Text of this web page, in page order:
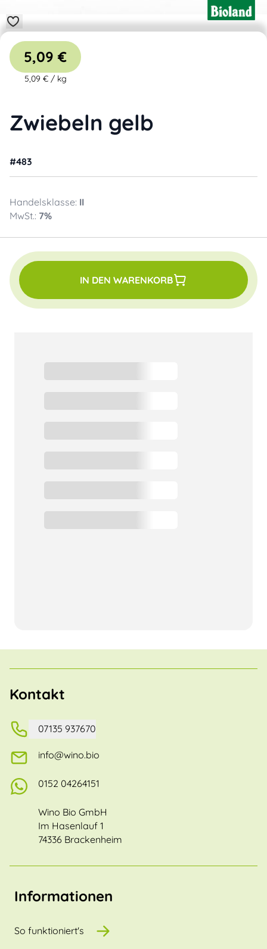
Zwiebeln gelb
#483
Handelsklasse: II
MwSt.: 7%
5,09 €
5,09 €/ kg
IN DEN WARENKORB
Kontakt
07135 937670
info@wino.bio
0152 04264151
Wino Bio GmbH
Im Hasenlauf 1
74336 Brackenheim
Informationen
So funktioniert's